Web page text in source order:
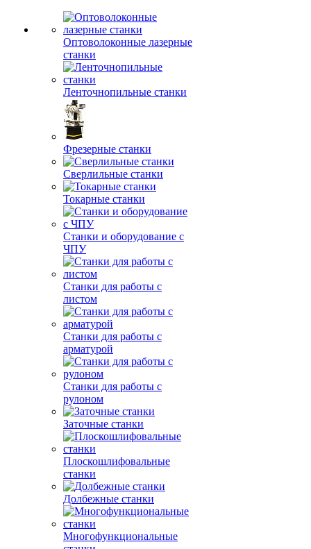
Оптоволоконные лазерные
станки
Ленточнопильные станки
Фрезерные станки
Сверлильные станки
Токарные станки
Станки и оборудование с
ЧПУ
Станки для работы с
листом
Станки для работы с
арматурой
Станки для работы с
рулоном
Заточные станки
Плоскошлифовальные
станки
Долбежные станки
Многофункциональные